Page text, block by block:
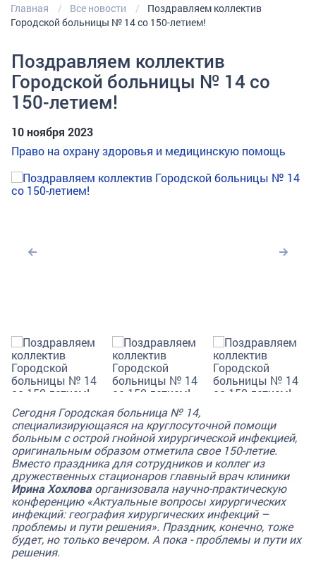
Главная Все новости
Поздравляем коллектив
Городской больницы № 14 со 150-летием!
Поздравляем коллектив
Городской больницы № 14 со
150-летием!
10 ноября 2023
Право на охрану здоровья и медицинскую помощь
Сегодня Городская больница № 14,
специализирующаяся на круглосуточной помощи
больным с острой гнойной хирургической инфекцией,
оригинальным образом отметила свое 150-летие.
Вместо праздника для сотрудников и коллег из
дружественных стационаров главный врач клиники
Ирина Хохловаорганизовала научно-практическую
конференцию «Актуальные вопросы хирургических
инфекций: география хирургических инфекций –
проблемы и пути решения». Праздник, конечно, тоже
будет, но только вечером. А пока - проблемы и пути их
решения.